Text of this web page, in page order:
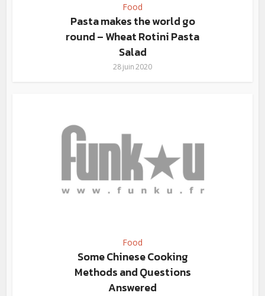
Food
Pasta makes the world go
round – Wheat Rotini Pasta
Salad
28 juin 2020
Food
Some Chinese Cooking
Methods and Questions
Answered